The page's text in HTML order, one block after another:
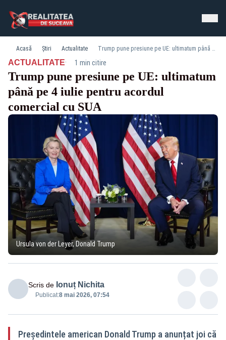
Acasă Știri Actualitate Trump pune presiune pe UE: ultimatum până pe 4 iulie pentru acordul comercial cu SUA
ACTUALITATE· 1 min citire
Trump pune presiune pe UE: ultimatum
până pe 4 iulie pentru acordul
comercial cu SUA
Ursula von der Leyer, Donald Trump
Scris de Ionuț Nichita
Publicat:8 mai 2026, 07:54
Președintele american Donald Trump a anunțat joi că